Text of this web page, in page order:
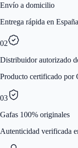
Envío a domicilio
Entrega rápida en
02
Distribuidor autorizado
Producto certificado por
03
Gafas 100% originales
Autenticidad verificada